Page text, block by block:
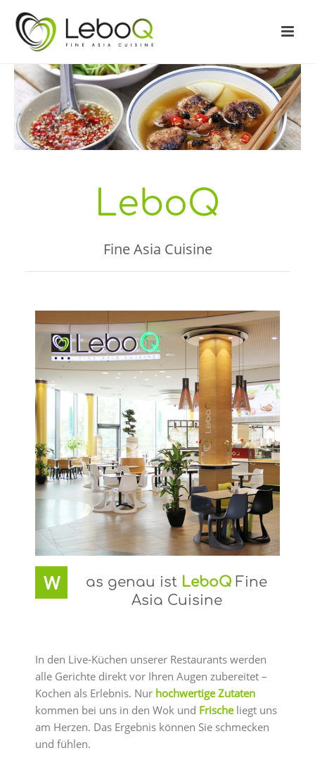
LeboQ
Fine Asia Cuisine
W as genau ist LeboQ Fine
Asia Cuisine
In den Live-Küchen unserer Restaurants werden
alle Gerichte direkt vor Ihren Augen zubereitet –
Kochen als Erlebnis. Nur hochwertige Zutaten
kommen bei uns in den Wok und Frischeliegt uns
am Herzen. Das Ergebnis können Sie schmecken
und fühlen.